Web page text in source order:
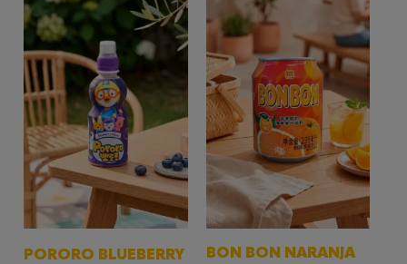
PORORO BLUEBERRY
BON BON NARANJA